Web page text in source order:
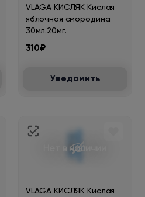
VLAGA КИСЛЯК Кислая
яблочная смородина
30мл.20мг.
310₽
Уведомить
Нет в наличии
VLAGA КИСЛЯК Кислая